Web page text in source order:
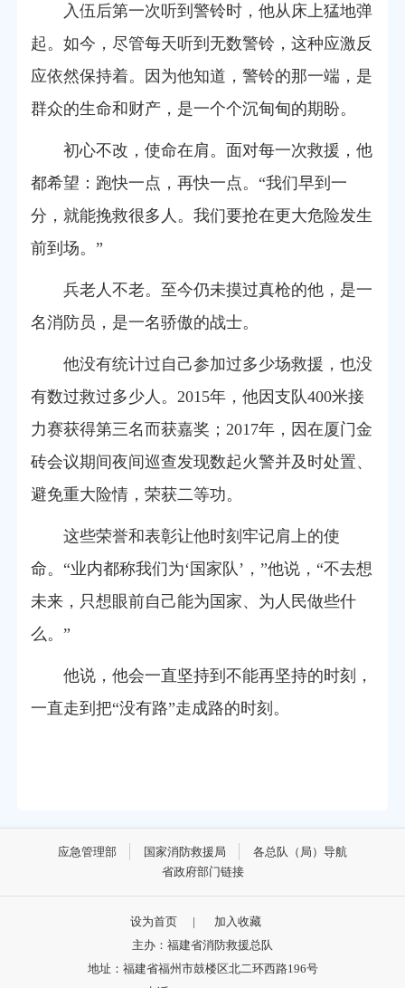
入伍后第一次听到警铃时，他从床上猛地弹
起。如今，尽管每天听到无数警铃，这种应激反
应依然保持着。因为他知道，警铃的那一端，是
群众的生命和财产，是一个个沉甸甸的期盼。
初心不改，使命在肩。面对每一次救援，他
都希望：跑快一点，再快一点。“我们早到一
分，就能挽救很多人。我们要抢在更大危险发生
前到场。”
兵老人不老。至今仍未摸过真枪的他，是一
名消防员，是一名骄傲的战士。
他没有统计过自己参加过多少场救援，也没
有数过救过多少人。2015年，他因支队400米接
力赛获得第三名而获嘉奖；2017年，因在厦门金
砖会议期间夜间巡查发现数起火警并及时处置、
避免重大险情，荣获二等功。
这些荣誉和表彰让他时刻牢记肩上的使
命。“业内都称我们为‘国家队’，”他说，“不去想
未来，只想眼前自己能为国家、为人民做些什
么。”
他说，他会一直坚持到不能再坚持的时刻，
一直走到把“没有路”走成路的时刻。
应急管理部 国家消防救援局
各总队（局）导航
省政府部门链接
设为首页 |
加入收藏
主办：福建省消防救援总队
地址：福建省福州市鼓楼区北二环西路196号